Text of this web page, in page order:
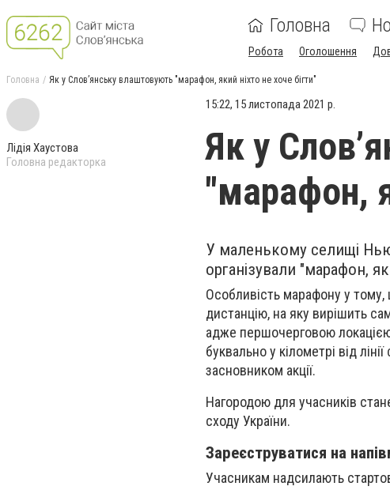
Головна
Робота Оголошення
Головна Як у Слов’янську влаштовують "марафон, який ніхто не хоче бігти"
Лідія Хаустова
Головна редакторка
15:22, 15 листопада 2021 р.
Як у
"марафон,
У маленькому селищі
організували "марафон,
Особливість марафону у тому,
дистанцію, на яку вирішить
адже першочерговою
буквально у кілометрі від
засновником акції.
Нагородою для учасників
сходу України.
Зареєструватися на
Учасникам надсилають